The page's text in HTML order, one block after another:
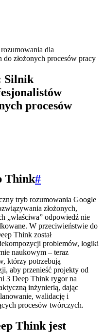
dla
złożonych procesów pracy
Silnik
procesów
Think#
tryb rozumowania Google
złożonych,
„właściwa” odpowiedź nie
W przeciwieństwie do
Think został
problemów, logiki
naukowym – teraz
którzy potrzebują
aby przenieść projekty od
3 Deep Think rygor na
inżynierią, dając
walidację i
procesów twórczych.
Think jest